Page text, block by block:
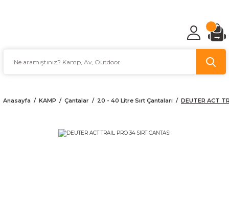
Anasayfa KAMP Çantalar 20 - 40 Litre Sırt Çantaları DEUTER ACT